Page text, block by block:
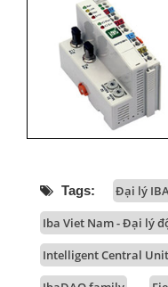
Tags: Đại lý
Iba Viet Nam - Đại lý
Intelligent Central